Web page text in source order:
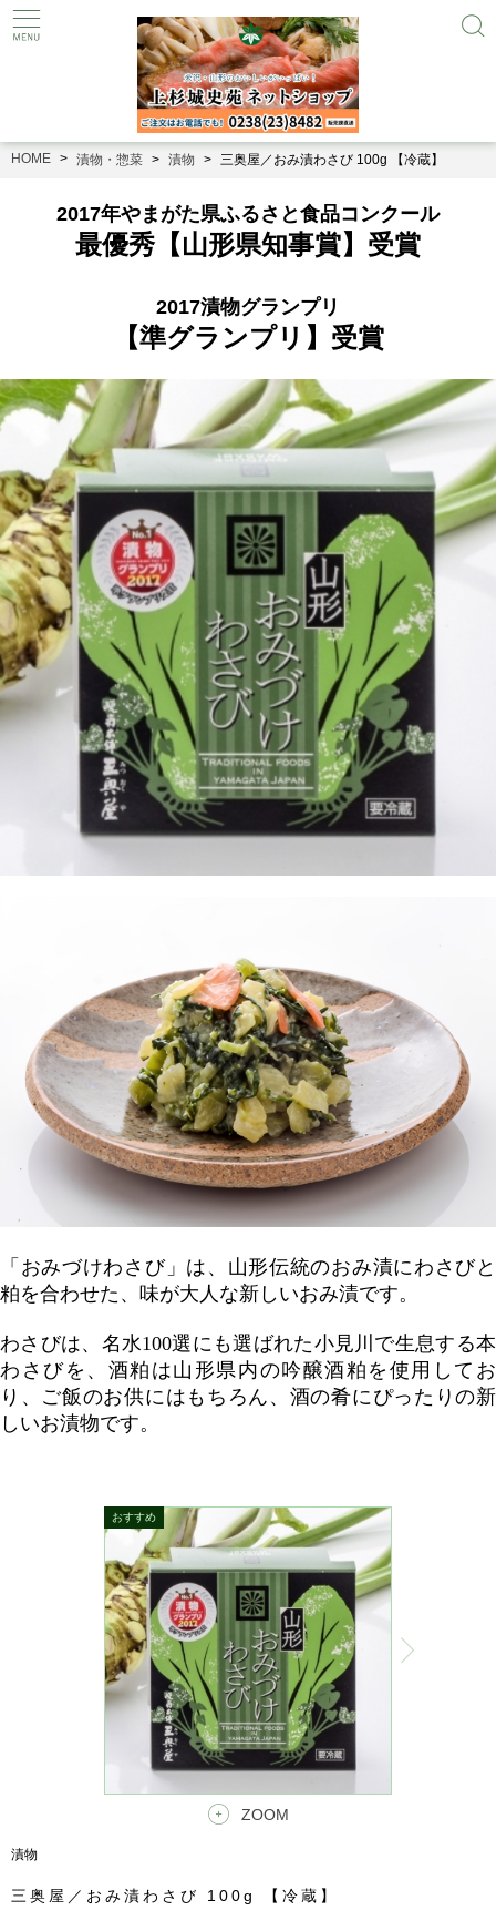
HOME 漬物・惣菜 漬物 三奥屋／おみ漬わさび 100g 【冷蔵】
2017年やまがた県ふるさと食品コンクール
最優秀【山形県知事賞】受賞
2017漬物グランプリ
【準グランプリ】受賞
「おみづけわさび」は、山形伝統のおみ漬にわさびと
粕を合わせた、 味が大人な新しいおみ漬です。
わさびは、名水100選にも選ばれた小見川で生息する本
わさびを、 酒粕は山形県内の吟醸酒粕を使用してお
り、 ご飯のお供にはもちろん、酒の肴にぴったりの新
しいお漬物です。
ZOOM
漬物
三奥屋／おみ漬わさび 100g 【冷蔵】